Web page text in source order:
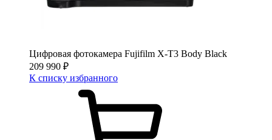
Цифровая фотокамера Fujifilm X-T3 Body Black
209 990 ₽
К списку избранного